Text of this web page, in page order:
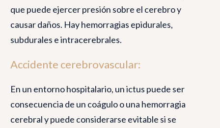
que puede ejercer presión sobre el cerebro y
causar daños. Hay hemorragias epidurales,
subdurales e intracerebrales.
Accidente cerebrovascular:
En un entorno hospitalario, un ictus puede ser
consecuencia de un coágulo o una hemorragia
cerebral y puede considerarse evitable si se